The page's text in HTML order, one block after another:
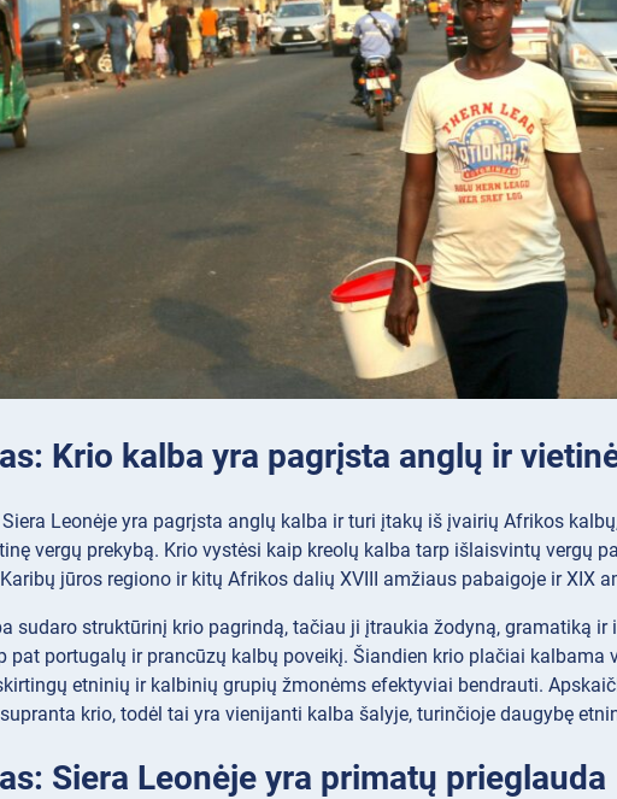
Krio kalba yra pagrįsta anglų ir
Leonėje yra pagrįsta anglų kalba ir turi įtakų iš įvairių Afrikos
vergų prekybą. Krio vystėsi kaip kreolų kalba tarp išlaisvintų vergų
jūros regiono ir kitų Afrikos dalių XVIII amžiaus pabaigoje ir XIX
sudaro struktūrinį krio pagrindą, tačiau ji įtraukia žodyną, gramatiką
pat portugalų ir prancūzų kalbų poveikį. Šiandien krio plačiai kalbama
etninių ir kalbinių grupių žmonėms efektyviai bendrauti.
krio, todėl tai yra vienijanti kalba šalyje, turinčioje daugybę
Siera Leonėje yra primatų prieglauda